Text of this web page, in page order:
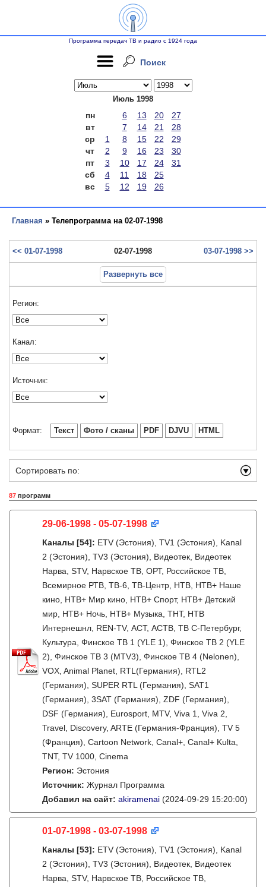
Программа передач ТВ и радио с 1924 года
Поиск
Июль 1998
пн 6 13 20
27
вт
7 14 21
28
ср
1 8 15 22
29
чт
2 9 16 23
30
пт
3 10 17 24
31
сб
4 11 18
25
вс
5 12 19 26
Главная » Телепрограмма на 02-07-1998
<< 01-07-1998 02-07-1998 03-07-1998 >>
Развернуть все
Регион:
Канал:
Источник:
Формат: Текст Фото / сканы PDF DJVU HTML
Сортировать по:
87 программ
29-06-1998 - 05-07-1998
Каналы [54]: ETV (Эстония), TV1 (Эстония), Kanal
2 (Эстония), TV3 (Эстония), Видеотек, Видеотек
Нарва, STV, Нарвское ТВ, ОРТ, Российское ТВ,
Всемирное РТВ, ТВ-6, ТВ-Центр, НТВ, НТВ+ Наше
кино, НТВ+ Мир кино, НТВ+ Спорт, НТВ+ Детский
мир, НТВ+ Ночь, НТВ+ Музыка, ТНТ, НТВ
Интернешнл, REN-TV, АСТ, АСТВ, ТВ С-Петербург,
Культура, Финское ТВ 1 (YLE 1), Финское ТВ 2 (YLE
2), Финское ТВ 3 (MTV3), Финское ТВ 4 (Nelonen),
VOX, Animal Planet, RTL(Германия), RTL2
(Германия), SUPER RTL (Германия), SAT1
(Германия), 3SAT (Германия), ZDF (Германия),
DSF (Германия), Eurosport, MTV, Viva 1, Viva 2,
Travel, Discovery, ARTE (Германия-Франция), TV 5
(Франция), Cartoon Network, Canal+, Canal+ Kulta,
TNT, TV 1000, Cinema
Регион: Эстония
Источник: Журнал Программа
Добавил на сайт: akiramenai (2024-09-29 15:20:00)
01-07-1998 - 03-07-1998
Каналы [53]: ETV (Эстония), TV1 (Эстония), Kanal
2 (Эстония), TV3 (Эстония), Видеотек, Видеотек
Нарва, STV, Нарвское ТВ, Российское ТВ,